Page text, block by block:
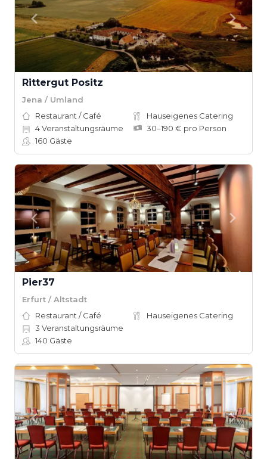
Rittergut Positz
Jena / Umland
Restaurant / Café
Hauseigenes Catering
4Veranstaltungsräume
30–190 € pro Person
160 Gäste
Pier37
Erfurt / Altstadt
Restaurant / Café
Hauseigenes Catering
3 Veranstaltungsräume
140 Gäste